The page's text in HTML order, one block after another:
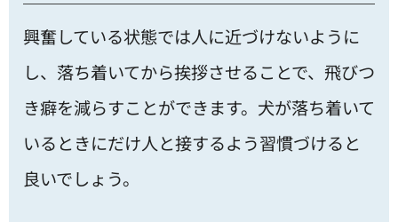
興奮している状態では人に近づけないように
し、落ち着いてから挨拶させることで、飛びつ
き癖を減らすことができます。犬が落ち着いて
いるときにだけ人と接するよう習慣づけると
良いでしょう。